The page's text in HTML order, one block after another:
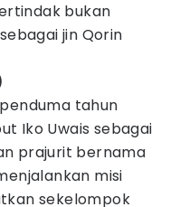
bukan
jin Qorin
tahun
Iko Uwais sebagai
prajurit bernama
misi
sekelompok